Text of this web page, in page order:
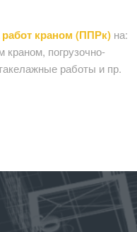
краном (ППРк) на:
погрузочно-
работы и пр.